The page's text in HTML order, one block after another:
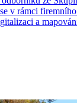
v rámci
a